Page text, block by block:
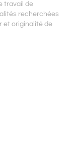
travail de
recherchées
et originalité de